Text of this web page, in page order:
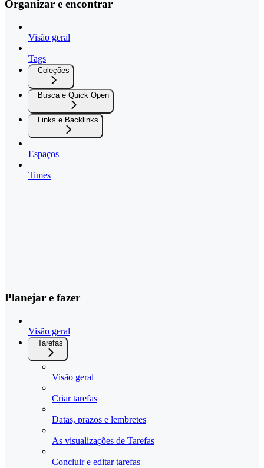
Organizar e encontrar
Visão geral
Tags
Coleções
Busca e Quick Open
Links e Backlinks
Espaços
Times
Planejar e fazer
Visão geral
Tarefas
Visão geral
Criar tarefas
Datas, prazos e lembretes
As visualizações de Tarefas
Concluir e editar tarefas